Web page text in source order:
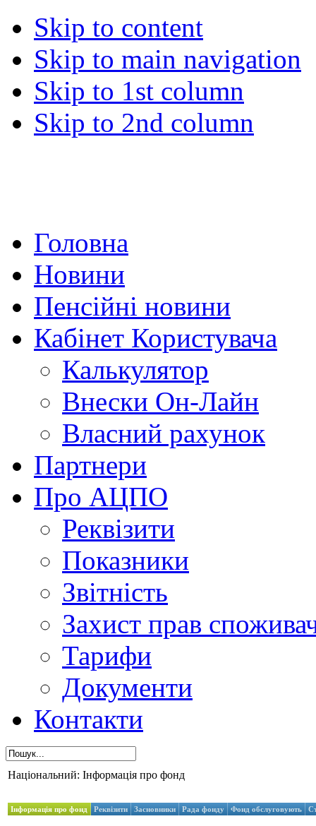
Skip to content
Skip to main navigation
Skip to 1st column
Skip to 2nd column
Головна
Новини
Пенсійні новини
Кабінет Користувача
Калькулятор
Внески Он-Лайн
Власний рахунок
Партнери
Про АЦПО
Реквізити
Показники
Звітність
Захист прав
Тарифи
Документи
Контакти
Національний: Інформація про фонд
Інформація про фонд Реквізити Засновники Рада фонду Фонд обслуговують